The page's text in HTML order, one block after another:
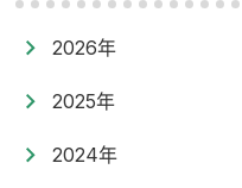
2026年
2025年
2024年